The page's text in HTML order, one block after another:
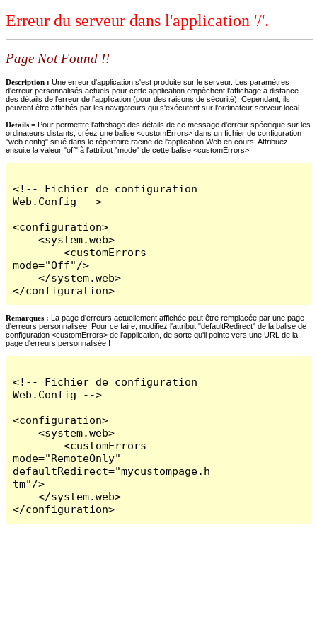
Erreur du serveur dans l'application '/'.
Page Not Found !!
Description : Une erreur d'application s'est produite sur le serveur. Les paramètres
d'erreur personnalisés actuels pour cette application empêchent l'affichage à distance
des détails de l'erreur de l'application (pour des raisons de sécurité). Cependant, ils
peuvent être affichés par les navigateurs qui s'exécutent sur l'ordinateur serveur local.
Détails = Pour permettre l'affichage des détails de ce message d'erreur spécifique sur les
ordinateurs distants, créez une balise <customErrors> dans un fichier de configuration
"web.config" situé dans le répertoire racine de l'application Web en cours. Attribuez
ensuite la valeur "off" à l'attribut "mode" de cette balise <customErrors>.
<!-- Fichier de configuration
Web.Config -->
<configuration>
    <system.web>
        <customErrors
mode="Off"/>
    </system.web>
</configuration>
Remarques : La page d'erreurs actuellement affichée peut être remplacée par une page
d'erreurs personnalisée. Pour ce faire, modifiez l'attribut "defaultRedirect" de la balise de
configuration <customErrors> de l'application, de sorte qu'il pointe vers une URL de la
page d'erreurs personnalisée !
<!-- Fichier de configuration
Web.Config -->
<configuration>
    <system.web>
        <customErrors
mode="RemoteOnly"
defaultRedirect="mycustompage.h
tm"/>
    </system.web>
</configuration>